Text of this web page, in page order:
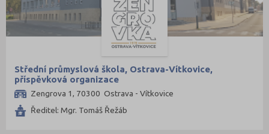
Znojmo (8)
Žďár nad Sázavou (13)
Střední průmyslová škola, Ostrava-Vítkovice,
příspěvková organizace
Zengrova 1, 70300 Ostrava - Vítkovice
Ředitel: Mgr. Tomáš Řežáb